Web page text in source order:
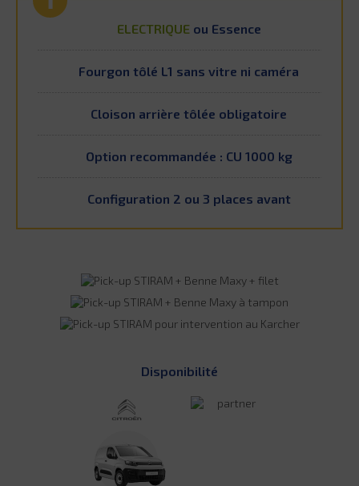
ELECTRIQUEou Essence
Fourgon tôlé L1 sans vitre ni caméra
Cloison arrière tôlée obligatoire
Option recommandée : CU 1000 kg
Configuration 2 ou 3 places avant
Disponibilité